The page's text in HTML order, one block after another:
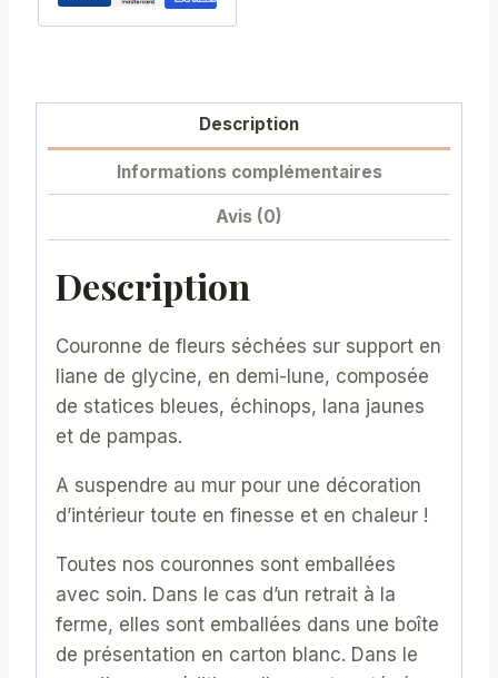
Description
Informations complémentaires
Avis (0)
Description
Couronne de fleurs séchées sur support en
liane de glycine, en demi-lune, composée
de statices bleues, échinops, lana jaunes
et de pampas.
A suspendre au mur pour une décoration
d’intérieur toute en finesse et en chaleur !
Toutes nos couronnes sont emballées
avec soin. Dans le cas d’un retrait à la
ferme, elles sont emballées dans une boîte
de présentation en carton blanc. Dans le